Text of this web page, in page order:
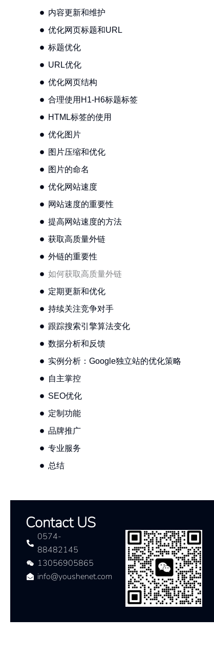
内容更新和维护
优化网页标题和URL
标题优化
URL优化
优化网页结构
合理使用H1-H6标题标签
HTML标签的使用
优化图片
图片压缩和优化
图片的命名
优化网站速度
网站速度的重要性
提高网站速度的方法
获取高质量外链
外链的重要性
如何获取高质量外链
定期更新和优化
持续关注竞争对手
跟踪搜索引擎算法变化
数据分析和反馈
实例分析：Google独立站的优化策略
自主掌控
SEO优化
定制功能
品牌推广
专业服务
总结
Contact US
0574-
88482145
13056905865
info@youshenet.com